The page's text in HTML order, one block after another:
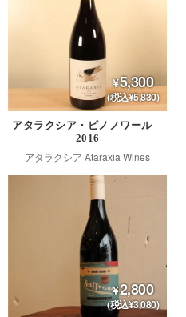
5,300
(税込¥5,830)
アタラクシア・ピノノワール
2016
アタラクシア Ataraxia Wines
2,800
(税込¥3,080)